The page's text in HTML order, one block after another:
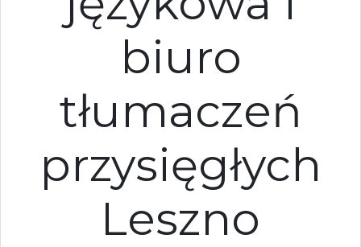
biuro
tłumaczeń
przysięgłych
Leszno